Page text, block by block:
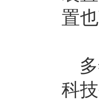
置
多
科